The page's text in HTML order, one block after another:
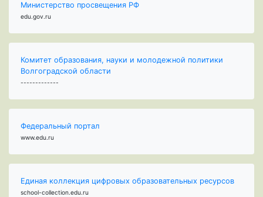
Министерство просвещения РФ
edu.gov.ru
Комитет образования, науки и молодежной политики
Волгоградской области
-------------
Федеральный портал
www.edu.ru
Единая коллекция цифровых образовательных ресурсов
school-collection.edu.ru